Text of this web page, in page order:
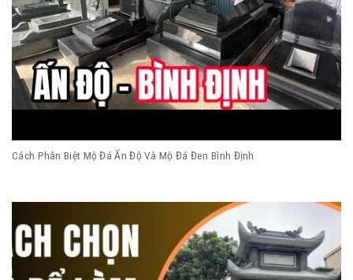
Cách Phân Biệt Mộ Đá Ấn Độ Và Mộ Đá Đen Bình Định